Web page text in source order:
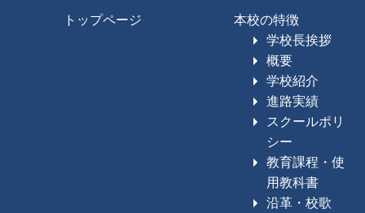
トップページ
本校の特徴
学校長挨拶
概要
学校紹介
進路実績
スクールポリ
シー
教育課程・使
用教科書
沿革・校歌